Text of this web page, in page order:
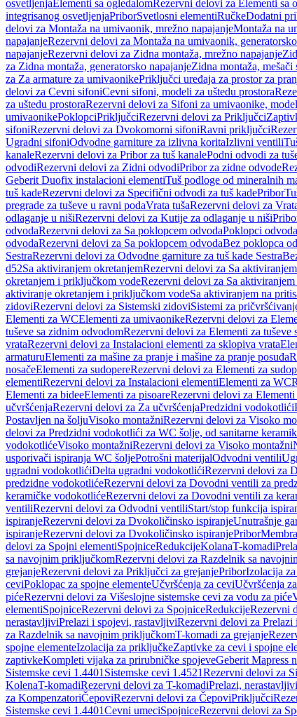
osvetljenjaElementi sa ogledalomRezervni delovi za Elementi sa
integrisanog osvetljenjaPriborSvetlosni elementiRučkeDodatni
delovi za Montaža na umivaonik, mrežno napajanjeMontaža na
napajanjeRezervni delovi za Montaža na umivaonik,
napajanjeRezervni delovi za Zidna montaža, mrežno napajanje
za Zidna montaža, generatorsko napajanjeZidna montaža, mešači
za Za armature za umivaonikePriključci uređaja za prostor za
delovi za Cevni sifoniCevni sifoni, modeli za uštedu prostora
za uštedu prostoraRezervni delovi za Sifoni za umivaonike,
umivaonikePoklopciPriključciRezervni delovi za Priključci
sifoniRezervni delovi za Dvokomorni sifoniRavni priključci
Ugradni sifoniOdvodne garniture za izlivna koritaIzlivni ventili
kanaleRezervni delovi za Pribor za tuš kanalePodni odvodi za
odvodiRezervni delovi za Zidni odvodiPribor za zidne odvode
Geberit Duofix instalacioni elementiTuš podloge od mineralnih
tuš kadeRezervni delovi za Specifični odvodi za tuš kadePribor
pregrade za tuševe u ravni podaVrata tušaRezervni delovi za
odlaganje u nišiRezervni delovi za Kutije za odlaganje u niši
odvodaRezervni delovi za Sa poklopcem odvodaPoklopci odvoda
odvodaRezervni delovi za Sa poklopcem odvodaBez poklopca
SestraRezervni delovi za Odvodne garniture za tuš kade Sestra
d52Sa aktiviranjem okretanjemRezervni delovi za Sa
okretanjem i priključkom vodeRezervni delovi za Sa
aktiviranje okretanjem i priključkom vodeSa aktiviranjem na
zidoviRezervni delovi za Sistemski zidoviSistemi za
Elementi za WCElementi za umivaonikeRezervni delovi za
tuševe sa zidnim odvodomRezervni delovi za Elementi za tuševe
vrataRezervni delovi za Instalacioni elementi za sklopiva vrata
armaturuElementi za mašine za pranje i mašine za pranje posuđa
nosačeElementi za sudopereRezervni delovi za Elementi za
elementiRezervni delovi za Instalacioni elementiElementi za WC
Elementi za bideeElementi za pisoareRezervni delovi za Elementi
učvršćenjaRezervni delovi za Za učvršćenjaPredzidni vodokotlići
Postavljen na šoljuVisoko montažniRezervni delovi za Visoko
delovi za Predzidni vodokotlići za WC šolje, od sanitarne
vodokotlićeVisoko montažniRezervni delovi za Visoko montažni
usporivači ispiranja WC šoljePotrošni materijalOdvodni ventili
ugradni vodokotlićiDelta ugradni vodokotlićiRezervni delovi za
predzidne vodokotlićeRezervni delovi za Dovodni ventili za
keramičke vodokotlićeRezervni delovi za Dovodni ventili za
ventiliRezervni delovi za Odvodni ventiliStart/stop funkcija
ispiranjeRezervni delovi za Dvokoličinsko ispiranjeUnutrašnje
ispiranjeRezervni delovi za Dvokoličinsko ispiranjePribor
delovi za Spojni elementiSpojniceRedukcijeKolanaT-komadi
sa navojnim priključkomRezervni delovi za Razdelnik sa
grejanjeRezervni delovi za Priključci za grejanjePriborIzolacija
ceviPoklopac za spojne elementeUčvršćenja za ceviUčvršćenja
pićeRezervni delovi za Višeslojne sistemske cevi za vodu za piće
elementiSpojniceRezervni delovi za SpojniceRedukcijeRezervni
nerastavljiviPrelazi i spojevi, rastavljiviRezervni delovi za
za Razdelnik sa navojnim priključkomT-komadi za grejanje
spojne elementeIzolacija za priključkeZaptivke za cevi i spojne
zaptivkeKompleti vijaka za prirubničke spojeveGeberit Mapress
Sistemske cevi 1.4401 Sistemske cevi 1.4521Rezervni delovi za
KolenaT-komadiRezervni delovi za T-komadiPrelazi, nerastavljivi
za KompenzatoriČepoviRezervni delovi za ČepoviPriključci
Sistemske cevi 1.4401Cevni umeciSpojniceRezervni delovi za